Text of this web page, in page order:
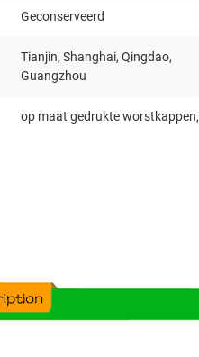
Geconserveerd
Tianjin, Shanghai, Qingdao,
Guangzhou
op maat gedrukte worstkappen,